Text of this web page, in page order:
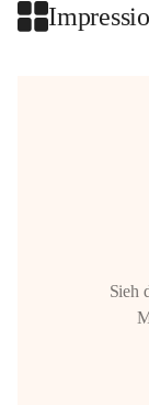
Sieh